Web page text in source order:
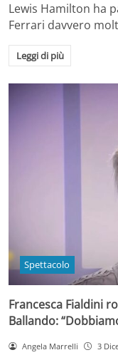
Lewis Hamilton ha
Ferrari davvero
Leggi di più
Spettacolo
Francesca Fialdini
Ballando:
Angela Marrelli 3